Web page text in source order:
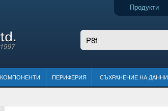
Продукти
КОМПОНЕНТИ ПЕРИФЕРИЯ СЪХРАНЕНИЕ НА ДАННИ